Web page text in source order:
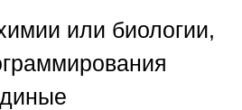
или биологии,